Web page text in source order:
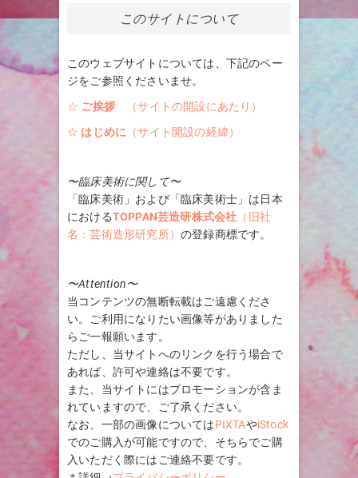
このサイトについて
このウェブサイトについては、下記のペー
ジをご参照くださいませ。
☆ ご挨拶
（サイトの開設にあたり）
☆ はじめに （サイト開設の経緯）
〜臨床美術に関して〜
「臨床美術」および「臨床美術士」は日本
におけるTOPPAN芸造研株式会社 （旧社
名：芸術造形研究所） の登録商標です。
〜Attention〜
当コンテンツの無断転載はご遠慮くださ
い。ご利用になりたい画像等がありました
らご一報願います。
ただし、当サイトへのリンクを行う場合で
あれば、許可や連絡は不要です。
また、当サイトにはプロモーションが含ま
れていますので、ご了承ください。
なお、一部の画像についてはPIXTAやiStock
でのご購入が可能ですので、そちらでご購
入いただく際にはご連絡不要です。